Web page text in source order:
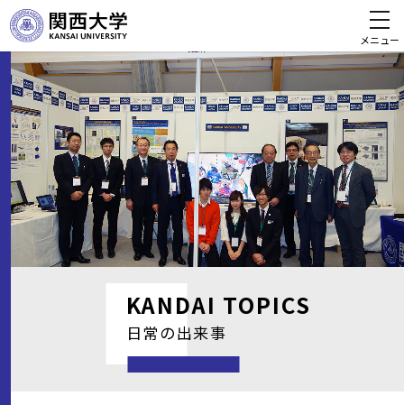
メニュー
KANDAI TOPICS
日常の出来事